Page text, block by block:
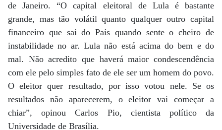
de Janeiro. “O capital eleitoral de Lula é bastante
grande, mas tão volátil quanto qualquer outro capital
financeiro que sai do País quando sente o cheiro de
instabilidade no ar. Lula não está acima do bem e do
mal. Não acredito que haverá maior condescendência
com ele pelo simples fato de ele ser um homem do povo.
O eleitor quer resultado, por isso votou nele. Se os
resultados não aparecerem, o eleitor vai começar a
chiar”, opinou Carlos Pio, cientista político da
Universidade de Brasília.